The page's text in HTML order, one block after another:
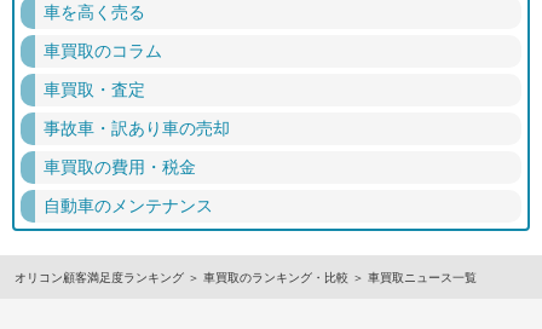
車を高く売る
車買取のコラム
車買取・査定
事故車・訳あり車の売却
車買取の費用・税金
自動車のメンテナンス
オリコン顧客満足度ランキング 車買取のランキング・比較 車買取ニュース一覧